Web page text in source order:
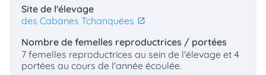
Site de l'élevage
des Cabanes Tchanquées
Nombre de femelles reproductrices / portées
7 femelles reproductrices au sein de l'élevage et 4
portées au cours de l'année écoulée.